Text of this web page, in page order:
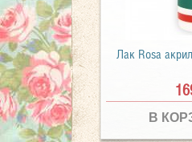
Лак Rosa
В